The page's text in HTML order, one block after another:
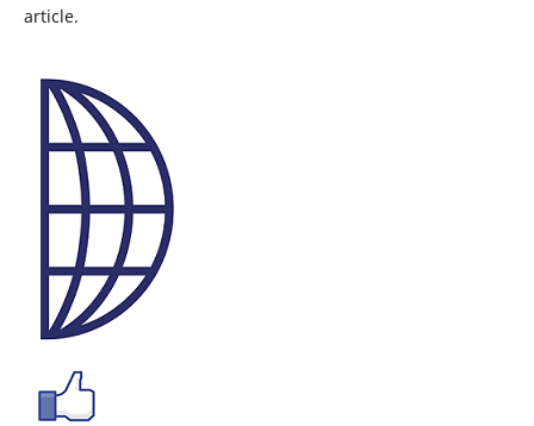
article.